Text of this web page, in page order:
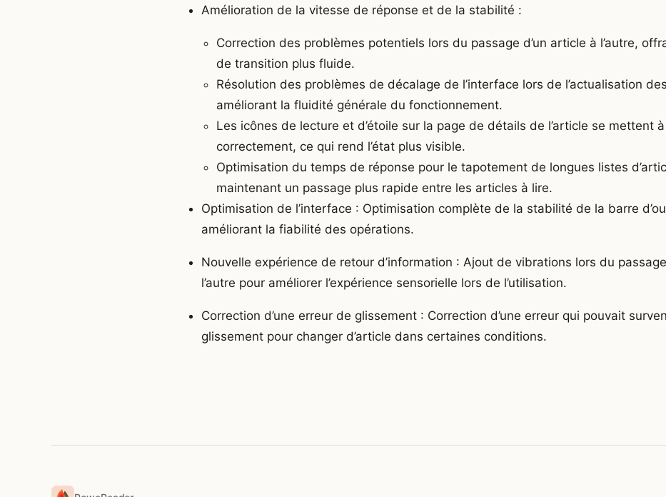
Amélioration de la vitesse de réponse et de la stabilité :
Correction des problèmes potentiels lors du passage d’un article à l’autre,
de transition plus fluide.
Résolution des problèmes de décalage de l’interface lors de l’actualisation
améliorant la fluidité générale du fonctionnement.
Les icônes de lecture et d’étoile sur la page de détails de l’article se mettent
correctement, ce qui rend l’état plus visible.
Optimisation du temps de réponse pour le tapotement de longues listes
maintenant un passage plus rapide entre les articles à lire.
Optimisation de l’interface : Optimisation complète de la stabilité de la barre
améliorant la fiabilité des opérations.
Nouvelle expérience de retour d’information : Ajout de vibrations lors du
l’autre pour améliorer l’expérience sensorielle lors de l’utilisation.
Correction d’une erreur de glissement : Correction d’une erreur qui pouvait
glissement pour changer d’article dans certaines conditions.